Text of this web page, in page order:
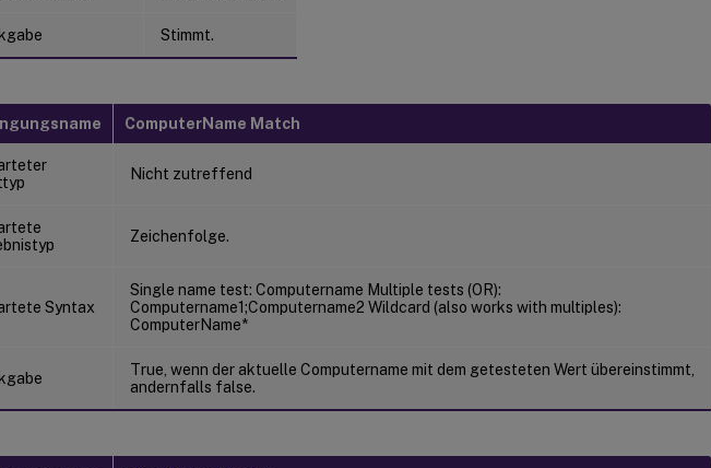
Stimmt.
ComputerName Match
Nicht zutreffend
Zeichenfolge.
Syntax
Single name test: Computername Multiple tests (OR):
Computername1;Computername2 Wildcard (also works with multiples):
ComputerName*
True, wenn der aktuelle Computername mit dem getesteten Wert übereinstimmt,
andernfalls false.